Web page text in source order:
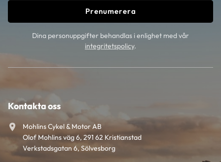
Prenumerera
Dina personuppgifter behandlas i enlighet med vår
integritetspolicy.
Kontakta oss
Mohlins Cykel & Motor AB
Olof Mohlins väg 6, 291 62 Kristianstad
Verkstadsgatan 6, Sölvesborg